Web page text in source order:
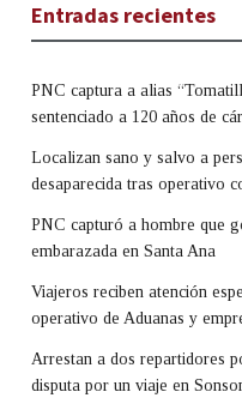
Entradas recientes
PNC captura a alias
sentenciado a 120 años de
Localizan sano y salvo a
desaparecida tras operativo
PNC capturó a hombre que
embarazada en Santa Ana
Viajeros reciben atención
operativo de Aduanas y
Arrestan a dos repartidores
disputa por un viaje en